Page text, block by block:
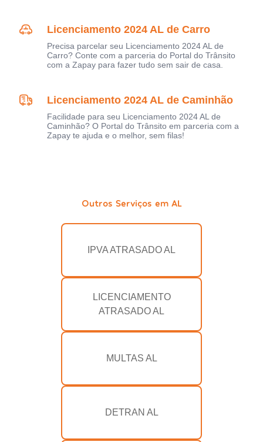
Licenciamento 2024 AL de Carro
Precisa parcelar seu Licenciamento 2024 AL de
Carro? Conte com a parceria do Portal do Trânsito
com a Zapay para fazer tudo sem sair de casa.
Licenciamento 2024 AL de Caminhão
Facilidade para seu Licenciamento 2024 AL de
Caminhão? O Portal do Trânsito em parceria com a
Zapay te ajuda e o melhor, sem filas!
Outros Serviços em AL
IPVA ATRASADO AL
LICENCIAMENTO
ATRASADO AL
MULTAS AL
DETRAN AL